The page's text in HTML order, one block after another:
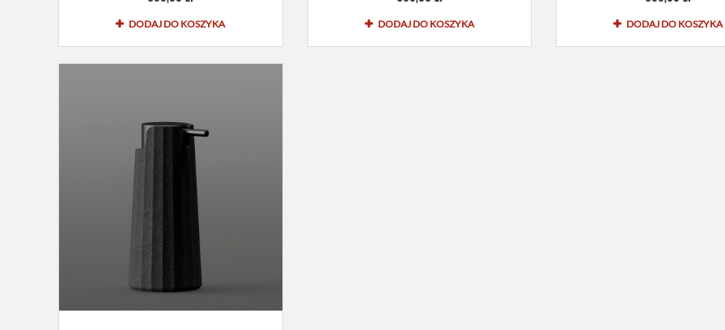
DODAJ DO KOSZYKA DODAJ DO KOSZYKA DODAJ DO KOSZYKA